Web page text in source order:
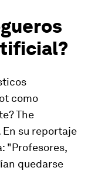
como
The
En su reportaje
"Profesores,
quedarse